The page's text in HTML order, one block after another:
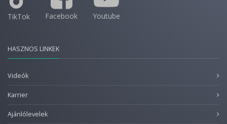
TikTok Facebook Youtube
HASZNOS LINKEK
Videók
Karrier
Ajánlólevelek